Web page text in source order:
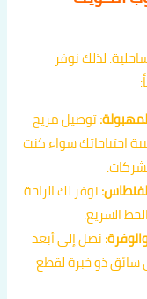
لذلك نوفر
توصيل مريح
احتياجاتك سواء كنت
نوفر لك الراحة
السريع.
نصل إلى أبعد
سائق ذو خبرة لقطع